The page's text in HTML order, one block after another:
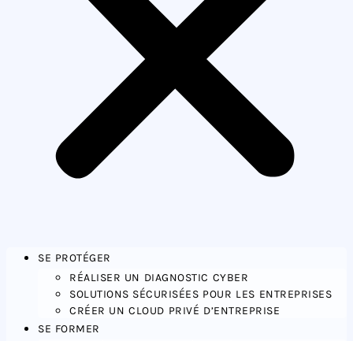
SE PROTÉGER
RÉALISER UN DIAGNOSTIC CYBER
SOLUTIONS SÉCURISÉES POUR LES ENTREPRISES
CRÉER UN CLOUD PRIVÉ D’ENTREPRISE
SE FORMER